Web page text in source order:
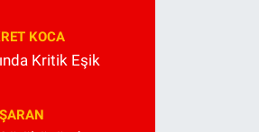
KOCA
Kritik Eşik